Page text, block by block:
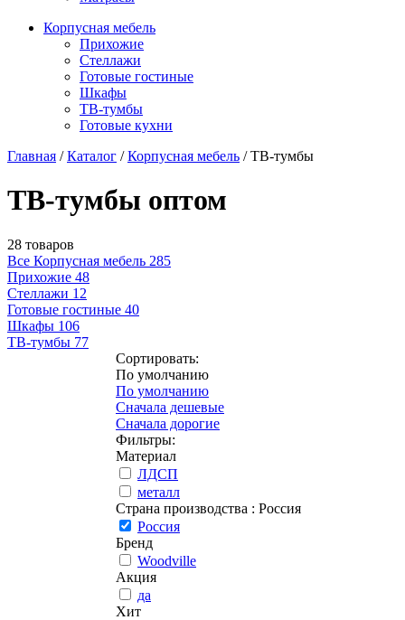
Корпусная мебель
Прихожие
Стеллажи
Готовые гостиные
Шкафы
ТВ-тумбы
Готовые кухни
Главная /Каталог /Корпусная мебель /ТВ-тумбы
ТВ-тумбы оптом
28 товаров
Все Корпусная мебель 285
Прихожие 48
Стеллажи 12
Готовые гостиные 40
Шкафы 106
ТВ-тумбы 77
Сортировать:
По умолчанию
По умолчанию
Сначала дешевые
Сначала дорогие
Фильтры:
Материал
ЛДСП
металл
Страна производства : Россия
Россия
Бренд
Woodville
Акция
да
Хит